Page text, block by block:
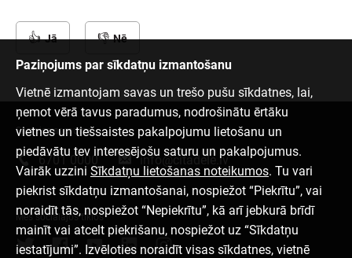
Jā Nē
Paziņojums par sīkdatņu izmantošanu
Vietnē izmantojam savas un trešo pušu sīkdatnes, lai,
ņemot vērā tavus paradumus, nodrošinātu ērtāku
vietnes un tiešsaistes pakalpojumu lietošanu un
piedāvātu tev interesējošu saturu un pakalpojumus.
Vairāk uzzini Sīkdatņu lietošanas noteikumos. Tu vari
piekrist sīkdatņu izmantošanai, nospiežot “Piekrītu”, vai
noraidīt tās, nospiežot “Nepiekrītu”, kā arī jebkurā brīdī
mainīt vai atcelt piekrišanu, nospiežot uz “Sīkdatņu
iestatījumi”. Izvēloties noraidīt visas sīkdatnes, vietnē
Sazinies ar mums
6701 0000 info@citadele.lv
Mēs sociālajos tīklos